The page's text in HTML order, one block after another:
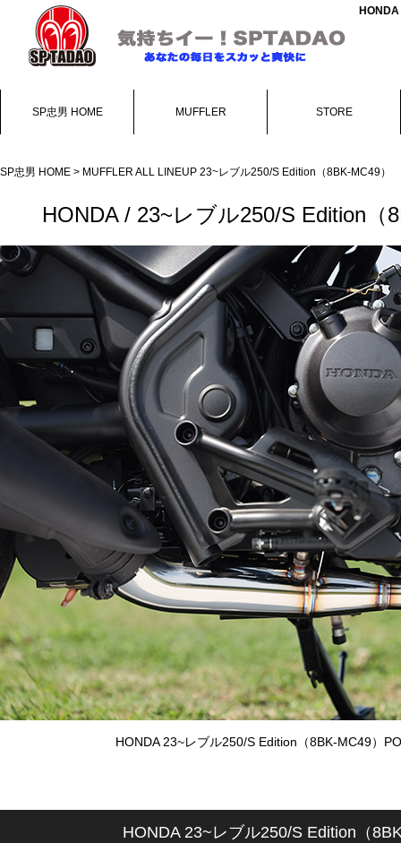
SP忠男 HOME MUFFLER STORE
SP忠男 HOME > MUFFLER ALL LINEUP 23~レブル250/S Edition（8BK-MC49）
HONDA / 23~レブル250/S Edition
HONDA 23~レブル250/S Edition（8BK-MC49）
HONDA 23~レブル250/S Edition（